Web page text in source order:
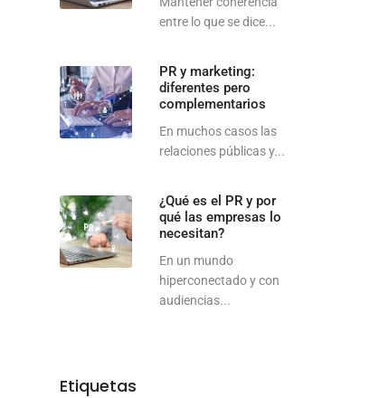
entre lo que se dice...
PR y marketing:
diferentes pero
complementarios
En muchos casos las
relaciones públicas y...
¿Qué es el PR y por
qué las empresas lo
necesitan?
En un mundo
hiperconectado y con
audiencias...
Etiquetas